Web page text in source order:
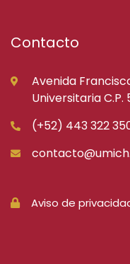
Contacto
Avenida
Universitaria
(+52) 443 322
Aviso de